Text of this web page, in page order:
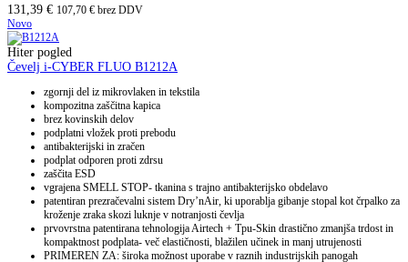
131,39 € 107,70 € brez DDV
Novo
Hiter pogled
Čevelj i-CYBER FLUO B1212A
zgornji del iz mikrovlaken in tekstila
kompozitna zaščitna kapica
brez kovinskih delov
podplatni vložek proti prebodu
antibakterijski in zračen
podplat odporen proti zdrsu
zaščita ESD
vgrajena SMELL STOP- tkanina s trajno antibakterijsko obdelavo
patentiran prezračevalni sistem Dry’nAir, ki uporablja gibanje stopal kot črpalko za
kroženje zraka skozi luknje v notranjosti čevlja
prvovrstna patentirana tehnologija Airtech + Tpu-Skin drastično zmanjša trdost in
kompaktnost podplata- več elastičnosti, blažilen učinek in manj utrujenosti
PRIMEREN ZA: široka možnost uporabe v raznih industrijskih panogah